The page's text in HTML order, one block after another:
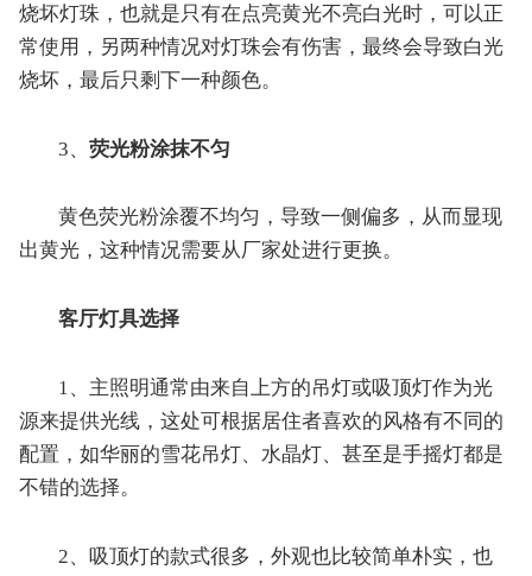
烧坏灯珠，也就是只有在点亮黄光不亮白光时，可以正
常使用，另两种情况对灯珠会有伤害，最终会导致白光
烧坏，最后只剩下一种颜色。
3、荧光粉涂抹不匀
黄色荧光粉涂覆不均匀，导致一侧偏多，从而显现
出黄光，这种情况需要从厂家处进行更换。
客厅灯具选择
1、主照明通常由来自上方的吊灯或吸顶灯作为光
源来提供光线，这处可根据居住者喜欢的风格有不同的
配置，如华丽的雪花吊灯、水晶灯、甚至是手摇灯都是
不错的选择。
2、吸顶灯的款式很多，外观也比较简单朴实，也